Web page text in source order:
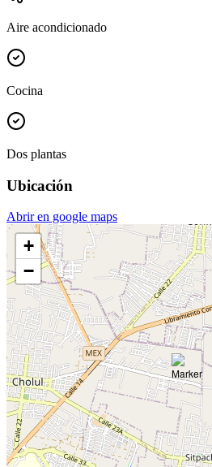
Aire acondicionado
Cocina
Dos plantas
Ubicación
Abrir en google maps
+
−